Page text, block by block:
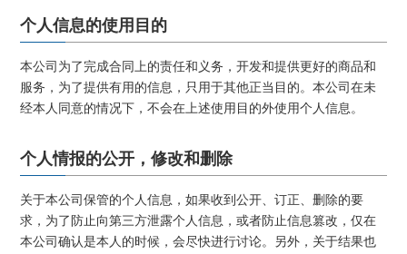
个人信息的使用目的
本公司为了完成合同上的责任和义务，开发和提供更好的商品和
服务，为了提供有用的信息，只用于其他正当目的。本公司在未
经本人同意的情况下，不会在上述使用目的外使用个人信息。
个人情报的公开，修改和删除
关于本公司保管的个人信息，如果收到公开、订正、删除的要
求，为了防止向第三方泄露个人信息，或者防止信息篡改，仅在
本公司确认是本人的时候，会尽快进行讨论。另外，关于结果也